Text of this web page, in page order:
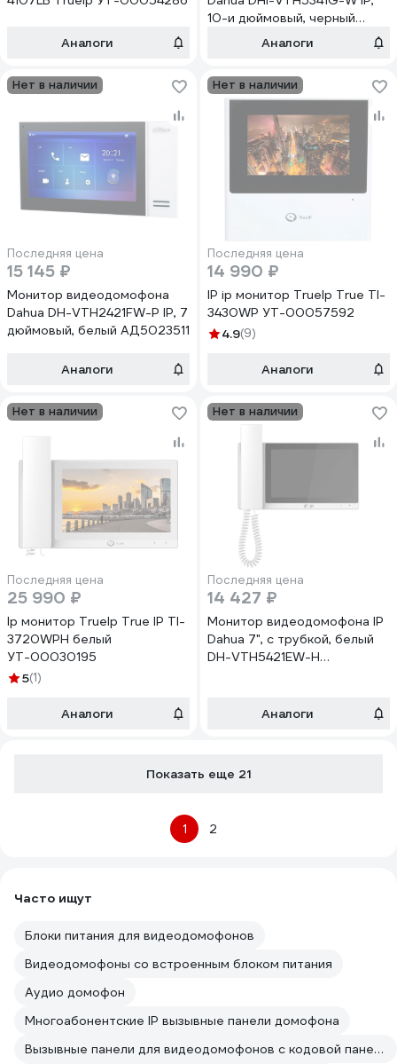
Аналоги
10-и дюймовый, черный
АД5029622Аналоги
Нет в наличии
Последняя цена
15 145 ₽
Монитор видеодомофона
Dahua DH-VTH2421FW-P IP, 7
дюймовый, белый АД5023511
Аналоги
Нет в наличии
Последняя цена
14 990 ₽
IP ip монитор TrueIp True TI-
3430WP УТ-00057592
4.9(9)
Аналоги
Нет в наличии
Последняя цена
25 990 ₽
Ip монитор TrueIp True IP TI-
3720WPH белый
УТ-00030195
5(1)
Аналоги
Нет в наличии
Последняя цена
14 427 ₽
Монитор видеодомофона IP
Dahua 7", с трубкой, белый
DH-VTH5421EW-H
Аналоги
Показать еще 21
1 2
Часто ищут
Блоки питания для видеодомофонов
Видеодомофоны со встроенным блоком питания
Аудио домофон
Многоабонентские IP вызывные панели домофона
Вызывные панели для видеодомофонов с кодовой панелью